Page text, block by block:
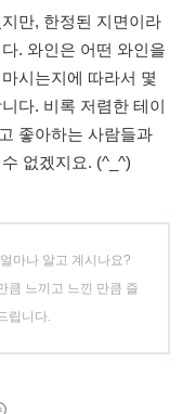
만, 한정된 지면이라
. 와인은 어떤 와인을
시는지에 따라서 몇
다. 비록 저렴한 테이
좋아하는 사람들과
없겠지요. (^_^)
마나 알고 계시나요?
큼 느끼고 느낀 만큼 즐
립니다.